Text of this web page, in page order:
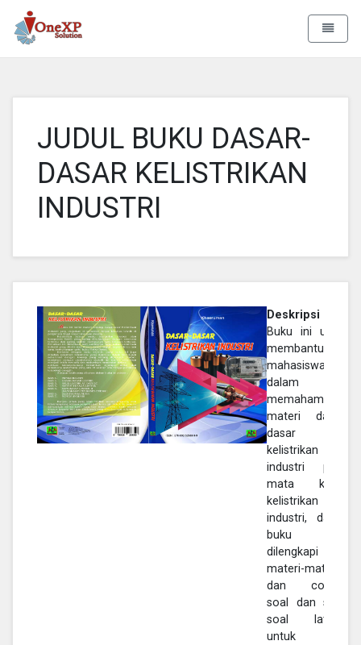
Toggle
JUDUL BUKU DASAR-
DASAR KELISTRIKAN
INDUSTRI
Deskripsi :
Buku ini untuk
membantu
mahasiswa
dalam
memahami
materi dasar-
dasar
kelistrikan
industri pada
mata kuliah
kelistrikan
industri, dalam
buku ini
dilengkapi
materi-materi
dan contoh
soal dan soal-
soal latihan
untuk